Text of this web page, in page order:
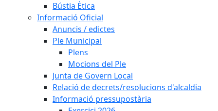
Bústia Ètica
Informació Oficial
Anuncis / edictes
Ple Municipal
Plens
Mocions del Ple
Junta de Govern Local
Relació de decrets/resolucions d'alcaldia
Informació pressupostària